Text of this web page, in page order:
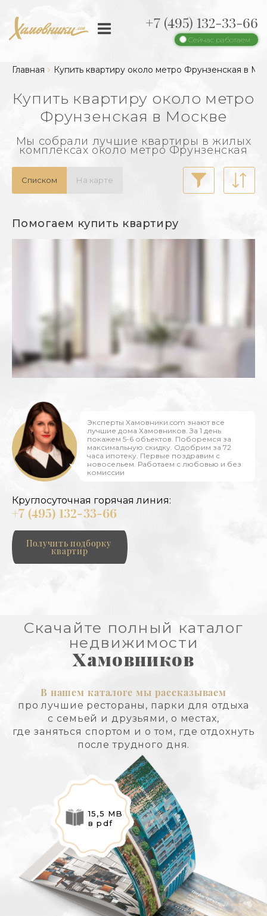
+7 (495) 132-33-66
Сейчас работаем
Главная Купить квартиру около метро Фрунзенская в
Купить квартиру около метро
Фрунзенская в Москве
Мы собрали лучшие квартиры в жилых
комплексах около метро Фрунзенская
Списком На карте
Помогаем купить квартиру
Эксперты Хамовники.com знают все
лучшие дома Хамовников. За 1 день
покажем 5-6 объектов. Поборемся за
максимальную скидку. Одобрим за 72
часа ипотеку. Первые поздравим с
новосельем. Работаем с любовью и без
комиссии
Круглосуточная горячая линия:
+7 (495) 132-33-66
Получить подборку
квартир
Скачайте полный каталог
недвижимости
Хамовников
В нашем каталоге мы рассказываем
про лучшие рестораны, парки для отдыха
с семьей и друзьями, о местах,
где заняться спортом и о том, где отдохнуть
после трудного дня.
15,5 MB
в pdf